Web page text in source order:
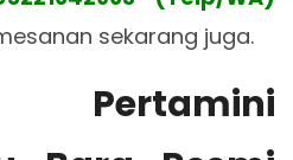
sekarang juga.
Pertamini